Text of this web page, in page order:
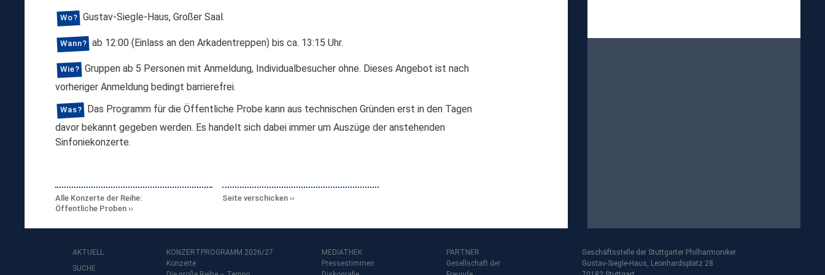
Wo? Gustav-Siegle-Haus, Großer Saal.
Wann? ab 12:00 (Einlass an den Arkadentreppen) bis ca. 13:15 Uhr.
Wie? Gruppen ab 5 Personen mit Anmeldung, Individualbesucher ohne. Dieses Angebot ist nach
vorheriger Anmeldung bedingt barrierefrei.
Was? Das Programm für die Öffentliche Probe kann aus technischen Gründen erst in den Tagen
davor bekannt gegeben werden. Es handelt sich dabei immer um Auszüge der anstehenden
Sinfoniekonzerte.
Alle Konzerte der Reihe:
Öffentliche Proben
Seite verschicken
AKTUELL
SUCHE
KONZERTPROGRAMM 2026/27
Konzerte
MEDIATHEK
Pressestimmen
PARTNER
Gesellschaft der
Geschäftsstelle der Stuttgarter Philharmoniker
Gustav-Siegle-Haus, Leonhardsplatz 28